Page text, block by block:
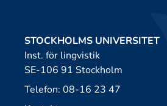
STOCKHOLMS UNIVERSITET
Inst. för lingvistik
SE-106 91 Stockholm
Telefon: 08-16 23 47